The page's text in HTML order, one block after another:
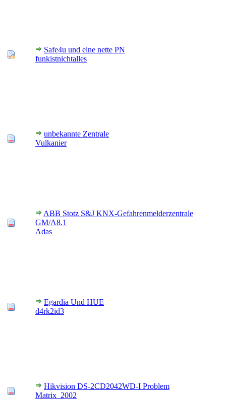
Safe4u und eine nette PN
funkistnichtalles
unbekannte Zentrale
Vulkanier
ABB Stotz S&J KNX-Gefahrenmelderzentrale
GM/A8.1
Adas
Egardia Und HUE
d4rk2id3
Hikvision DS-2CD2042WD-I Problem
Matrix_2002